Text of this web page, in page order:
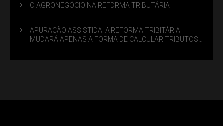
O AGRONEGÓCIO NA REFORMA TRIBUTÁRIA
APURAÇÃO ASSISTIDA: A REFORMA TRIBITÁRIA
MUDARÁ APENAS A FORMA DE CALCULAR TRIBUTOS